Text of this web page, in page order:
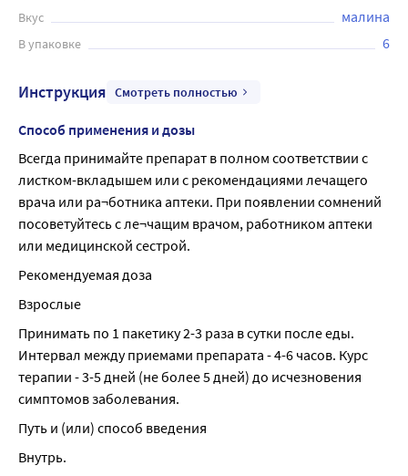
Вкус малина
В упаковке 6
Инструкция Смотреть полностью
Способ применения и дозы
Всегда принимайте препарат в полном соответствии с
листком-вкладышем или с рекомендациями лечащего
врача или ра¬ботника аптеки. При появлении сомнений
посоветуйтесь с ле¬чащим врачом, работником аптеки
или медицинской сестрой.
Рекомендуемая доза
Взрослые
Принимать по 1 пакетику 2-3 раза в сутки после еды.
Интервал между приемами препарата - 4-6 часов. Курс
терапии - 3-5 дней (не более 5 дней) до исчезновения
симптомов заболевания.
Путь и (или) способ введения
Внутрь.